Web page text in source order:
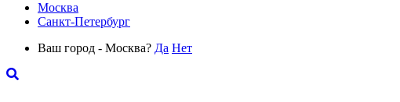
Москва
Санкт-Петербург
Ваш город - Москва? Да Нет